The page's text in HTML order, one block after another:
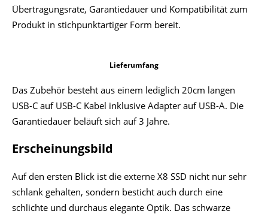
Übertragungsrate, Garantiedauer und Kompatibilität zum
Produkt in stichpunktartiger Form bereit.
Lieferumfang
Das Zubehör besteht aus einem lediglich 20cm langen
USB-C auf USB-C Kabel inklusive Adapter auf USB-A. Die
Garantiedauer beläuft sich auf 3 Jahre.
Erscheinungsbild
Auf den ersten Blick ist die externe X8 SSD nicht nur sehr
schlank gehalten, sondern besticht auch durch eine
schlichte und durchaus elegante Optik. Das schwarze